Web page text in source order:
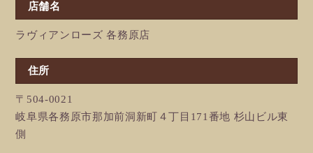
店舗名
ラヴィアンローズ 各務原店
住所
〒504-0021
岐阜県各務原市那加前洞新町４丁目171番地 杉山ビル東
側